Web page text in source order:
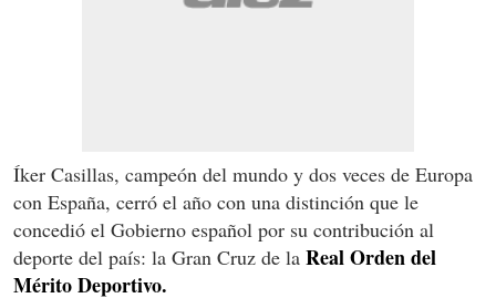
Íker Casillas, campeón del mundo y dos veces de Europa
con España, cerró el año con una distinción que le
concedió el Gobierno español por su contribución al
deporte del país: la Gran Cruz de la Real Orden del
Mérito Deportivo.